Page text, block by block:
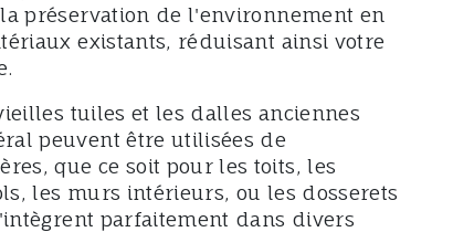
préservation de l'environnement en
existants, réduisant ainsi votre
tuiles et les dalles anciennes
peuvent être utilisées de
que ce soit pour les toits, les
les murs intérieurs, ou les dosserets
parfaitement dans divers